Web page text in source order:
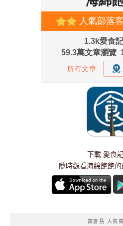
下載 愛食
隨時觀看海綿飽飽
窩客島 人氣